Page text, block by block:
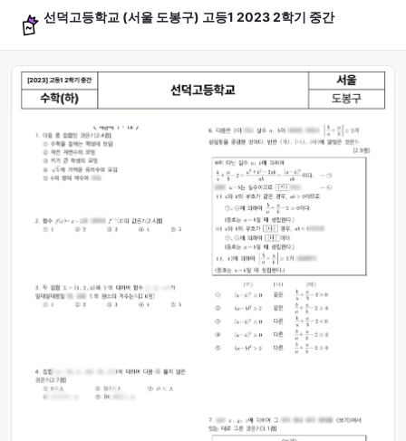
선덕고등학교 (서울 도봉구) 고등1 2023 2학기 중간